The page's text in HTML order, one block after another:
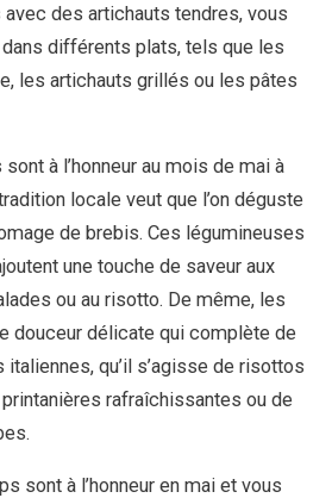
des artichauts tendres, vous
différents plats, tels que les
les artichauts grillés ou les pâtes
à l’honneur au mois de mai à
locale veut que l’on déguste
de brebis. Ces légumineuses
une touche de saveur aux
ou au risotto. De même, les
douceur délicate qui complète de
qu’il s’agisse de risottos
rafraîchissantes ou de
sont à l’honneur en mai et vous